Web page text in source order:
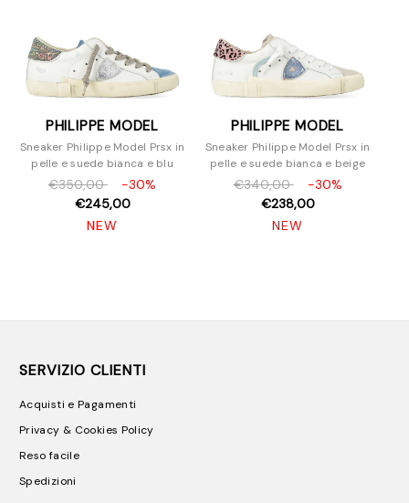
PHILIPPE MODEL
Sneaker Philippe Model Prsx in
pelle e suede bianca e blu
€350,00
-30%
€245,00
NEW
PHILIPPE MODEL
Sneaker Philippe Model Prsx in
pelle e suede bianca e beige
€340,00
-30%
€238,00
NEW
SERVIZIO CLIENTI
Acquisti e Pagamenti
Privacy & Cookies Policy
Reso facile
Spedizioni